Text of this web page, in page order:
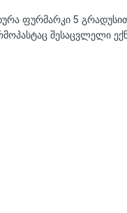
ფურმარკი 5 გრადუსით
შესაცვლელი